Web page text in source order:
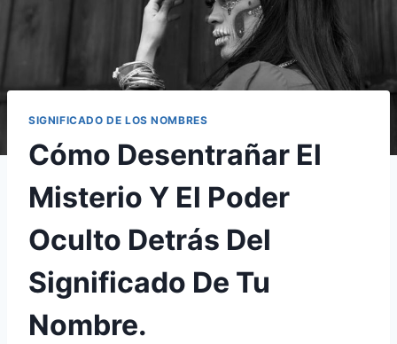
SIGNIFICADO DE LOS NOMBRES
Cómo Desentrañar El
Misterio Y El Poder
Oculto Detrás Del
Significado De Tu
Nombre.